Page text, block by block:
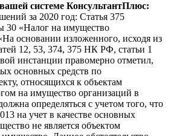
системе КонсультантПлюс:
за 2020 год: Статья 375
30 «Налог на имущество
основании изложенного, исходя из
12, 53, 374, 375 НК РФ, статьи 1
инстанции правомерно отметил,
основных средств по
относящихся к объектам
на имущество организаций в
определяться с учетом того, что
на учет в качестве основных
не является объектом